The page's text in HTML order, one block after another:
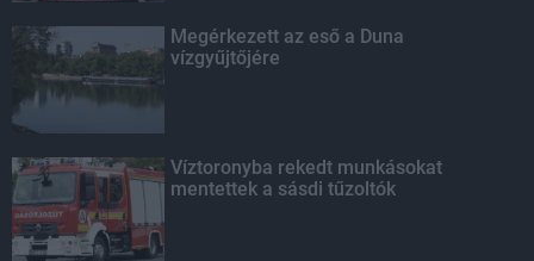
Megérkezett az eső a Duna
vízgyűjtőjére
Víztoronyba rekedt munkásokat
mentettek a sásdi tűzoltók